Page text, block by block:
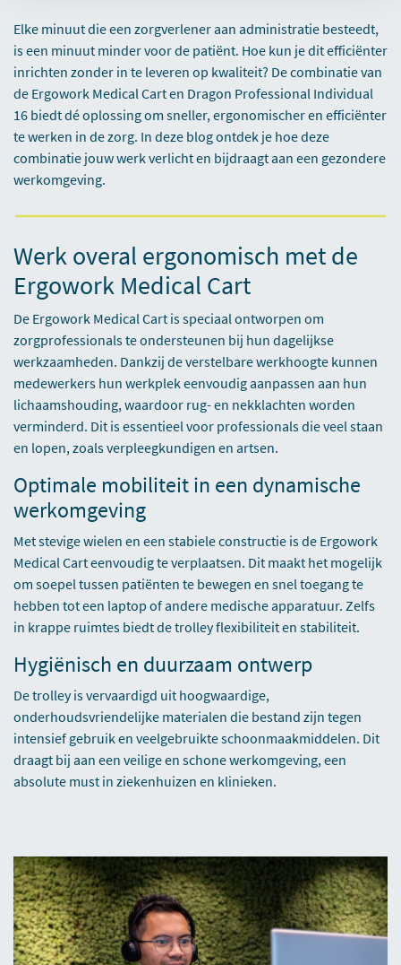
Elke minuut die een zorgverlener aan administratie besteedt,
is een minuut minder voor de patiënt. Hoe kun je dit efficiënter
inrichten zonder in te leveren op kwaliteit? De combinatie van
de Ergowork Medical Cart en Dragon Professional Individual
16 biedt dé oplossing om sneller, ergonomischer en efficiënter
te werken in de zorg. In deze blog ontdek je hoe deze
combinatie jouw werk verlicht en bijdraagt aan een gezondere
werkomgeving.
Werk overal ergonomisch met de
Ergowork Medical Cart
De Ergowork Medical Cart is speciaal ontworpen om
zorgprofessionals te ondersteunen bij hun dagelijkse
werkzaamheden. Dankzij de verstelbare werkhoogte kunnen
medewerkers hun werkplek eenvoudig aanpassen aan hun
lichaamshouding, waardoor rug- en nekklachten worden
verminderd. Dit is essentieel voor professionals die veel staan
en lopen, zoals verpleegkundigen en artsen.
Optimale mobiliteit in een dynamische
werkomgeving
Met stevige wielen en een stabiele constructie is de Ergowork
Medical Cart eenvoudig te verplaatsen. Dit maakt het mogelijk
om soepel tussen patiënten te bewegen en snel toegang te
hebben tot een laptop of andere medische apparatuur. Zelfs
in krappe ruimtes biedt de trolley flexibiliteit en stabiliteit.
Hygiënisch en duurzaam ontwerp
De trolley is vervaardigd uit hoogwaardige,
onderhoudsvriendelijke materialen die bestand zijn tegen
intensief gebruik en veelgebruikte schoonmaakmiddelen. Dit
draagt bij aan een veilige en schone werkomgeving, een
absolute must in ziekenhuizen en klinieken.